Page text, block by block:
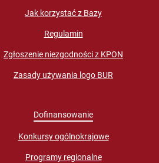
Jak korzystać z Bazy
Regulamin
Zgłoszenie niezgodności z KPON
Zasady używania logo BUR
Dofinansowanie
Konkursy ogólnokrajowe
Programy regionalne